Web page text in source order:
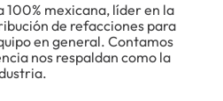
1 a 5 estrellas
100% mexicana, líder en la
de refacciones para
en general. Contamos
nos respaldan como la